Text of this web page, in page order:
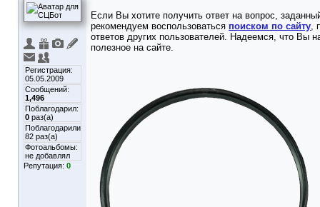
Регистрация:
05.05.2009
Сообщений:
1,496
Поблагодарил:
0 раз(а)
Поблагодарили
82 раз(а)
Фотоальбомы:
не добавлял
Репутация: 0
Если Вы хотите получить ответ на вопрос,
рекомендуем воспользоваться поиском по сайту,
ответов других пользователей. Надеемся, что Вы
полезное на сайте.